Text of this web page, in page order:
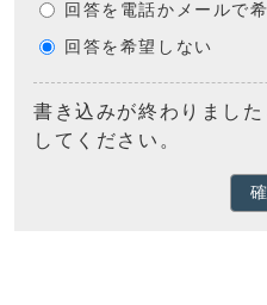
回答を電話かメールで
回答を希望しない
書き込みが終わりまし
してください。